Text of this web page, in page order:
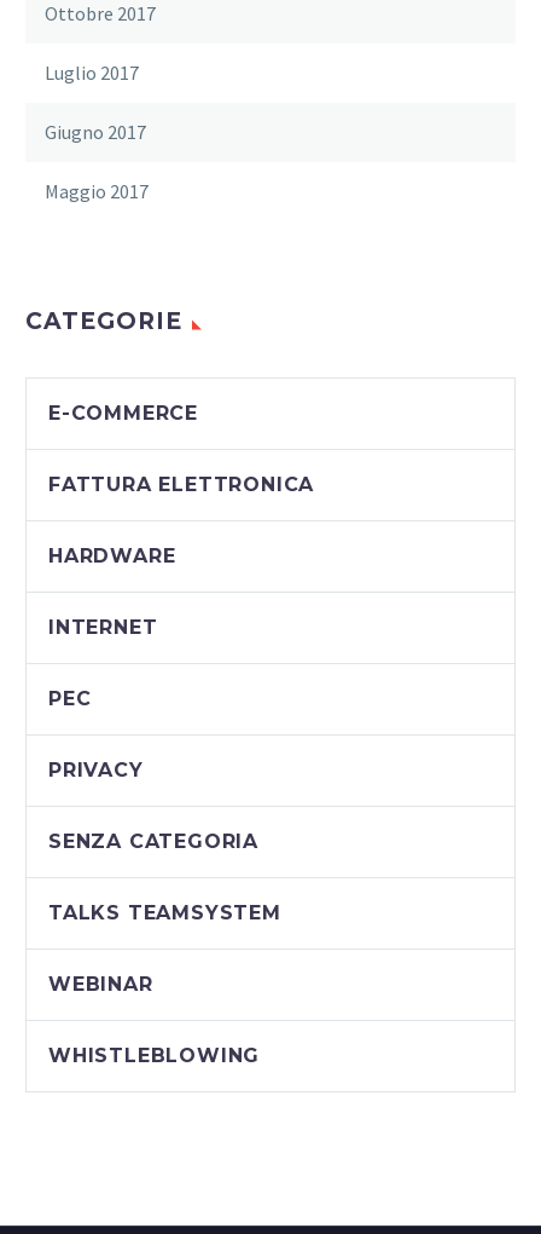
Ottobre 2017
Luglio 2017
Giugno 2017
Maggio 2017
CATEGORIE
E-COMMERCE
FATTURA ELETTRONICA
HARDWARE
INTERNET
PEC
PRIVACY
SENZA CATEGORIA
TALKS TEAMSYSTEM
WEBINAR
WHISTLEBLOWING